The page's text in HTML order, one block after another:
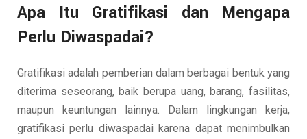
Apa Itu Gratifikasi dan Mengapa
Perlu Diwaspadai?
Gratifikasi adalah pemberian dalam berbagai bentuk yang
diterima seseorang, baik berupa uang, barang, fasilitas,
maupun keuntungan lainnya. Dalam lingkungan kerja,
gratifikasi perlu diwaspadai karena dapat menimbulkan